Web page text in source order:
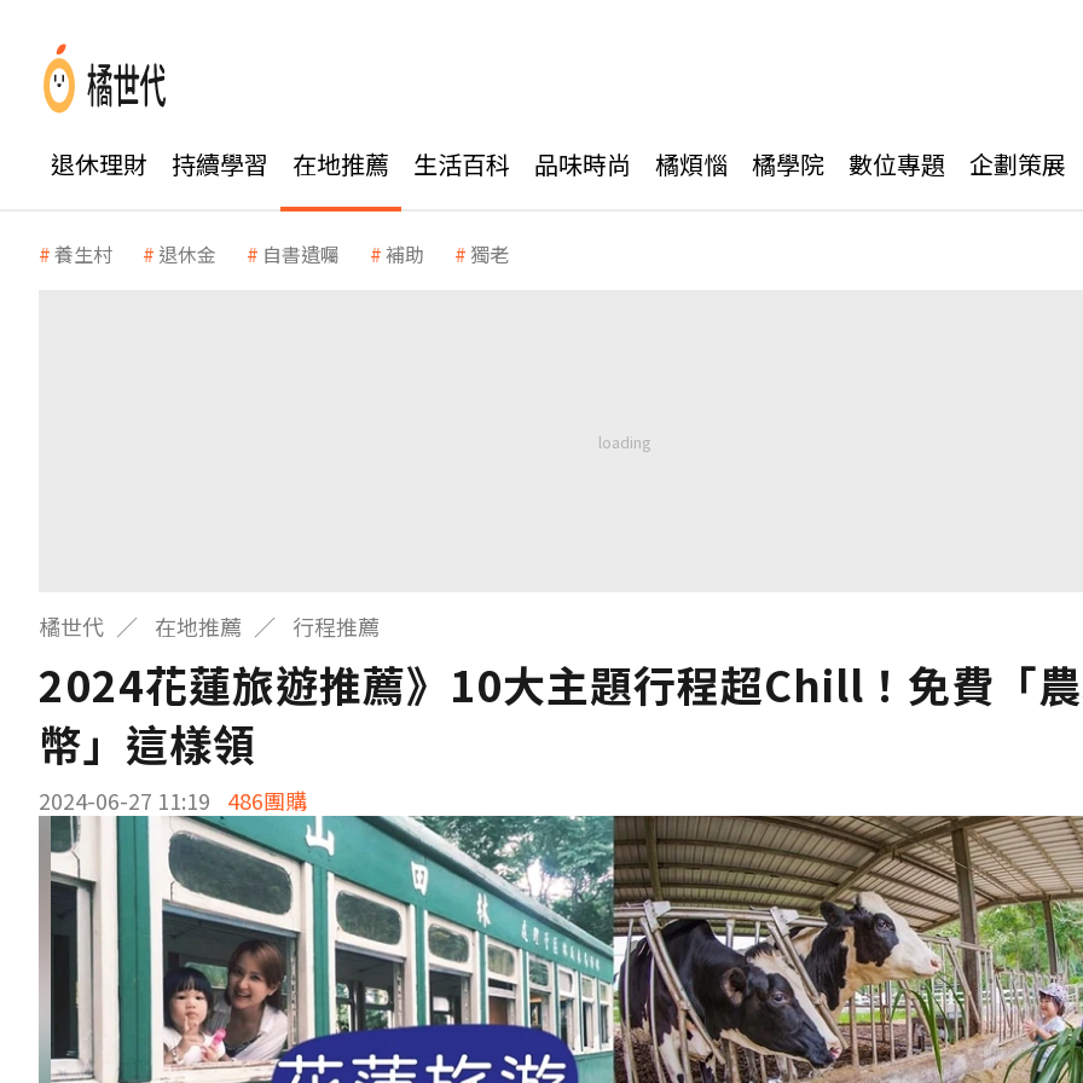
退休理財 持續學習 在地推薦 生活百科 品味時尚 橘煩惱 橘學院 數位專題 企劃策展
養生村 退休金 自書遺囑 補助 獨老
橘世代 在地推薦 行程推薦
2024花蓮旅遊推薦》10大主題行程超Chill！免費「
幣」這樣領
2024-06-27 11:19 486團購